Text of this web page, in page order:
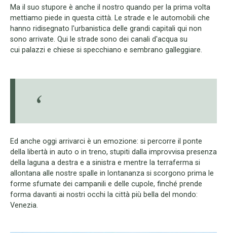
Ma il suo stupore è anche il nostro quando per la prima volta
mettiamo piede in questa città. Le strade e le automobili che
hanno ridisegnato l'urbanistica delle grandi capitali qui non
sono arrivate. Qui le strade sono dei canali d'acqua su
cui palazzi e chiese si specchiano e sembrano galleggiare.
Ed anche oggi arrivarci è un emozione: si percorre il ponte
della libertà in auto o in treno, stupiti dalla improvvisa presenza
della laguna a destra e a sinistra e mentre la terraferma si
allontana alle nostre spalle in lontananza si scorgono prima le
forme sfumate dei campanili e delle cupole, finché prende
forma davanti ai nostri occhi la città più bella del mondo:
Venezia.